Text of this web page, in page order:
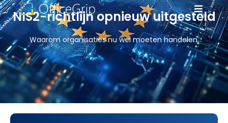
NIS2-richtlijn opnieuw uitgesteld
Waarom organisaties nu wel moeten handelen.